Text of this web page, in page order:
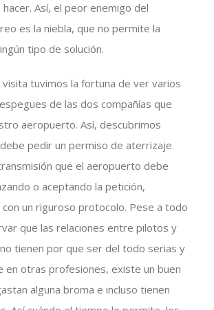
Así, el peor enemigo del
es la niebla, que no permite la
tipo de solución.
visita tuvimos la fortuna de ver varios
de las dos compañías que
aeropuerto. Así, descubrimos
pedir un permiso de aterrizaje
que el aeropuerto debe
o aceptando la petición,
con un riguroso protocolo. Pese a todo
que las relaciones entre pilotos y
tienen por que ser del todo serias y
en otras profesiones, existe un buen
alguna broma e incluso tienen